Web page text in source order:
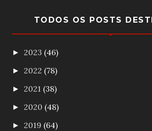
TODOS OS POSTS
► 2023 (46)
► 2022 (78)
► 2021 (38)
► 2020 (48)
► 2019 (64)